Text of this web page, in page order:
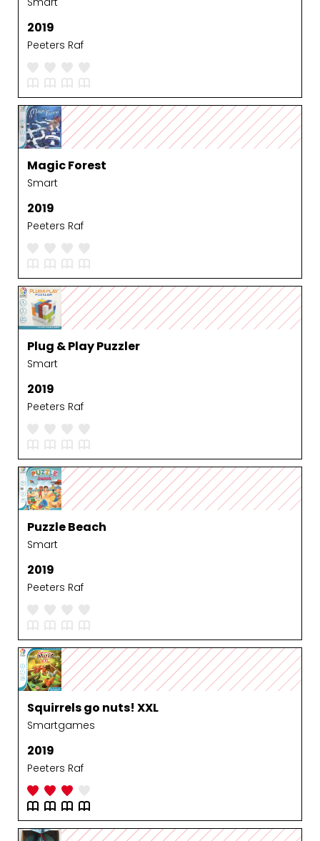
2019
Peeters Raf
Magic Forest
Smart
2019
Peeters Raf
Plug & Play Puzzler
Smart
2019
Peeters Raf
Puzzle Beach
Smart
2019
Peeters Raf
Squirrels go nuts! XXL
Smartgames
2019
Peeters Raf